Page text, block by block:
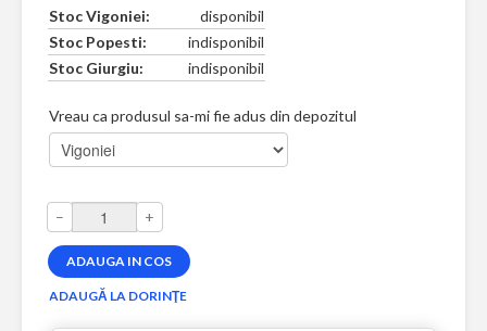
Stoc Vigoniei:
disponibil
Stoc Popesti:
indisponibil
Stoc Giurgiu:
indisponibil
Vreau ca produsul sa-mi fie adus din depozitul
– +